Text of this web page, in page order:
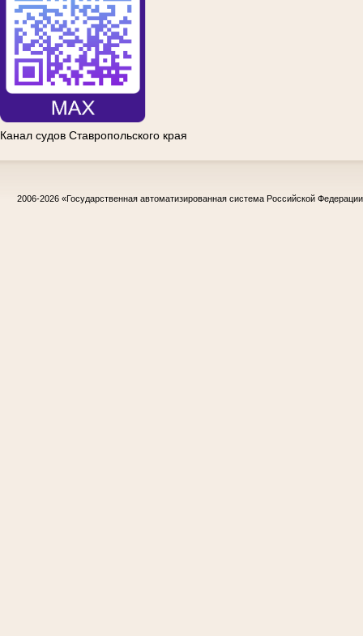
Канал судов Ставропольского края
2006-2026 «Государственная автоматизированная система Российской